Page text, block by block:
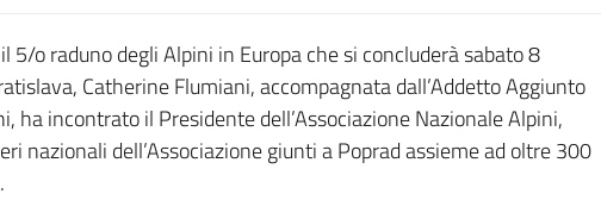
5/o raduno degli Alpini in Europa che si concluderà sabato 8
Catherine Flumiani, accompagnata dall’Addetto Aggiunto
ha incontrato il Presidente dell’Associazione Nazionale Alpini,
nazionali dell’Associazione giunti a Poprad assieme ad oltre 300